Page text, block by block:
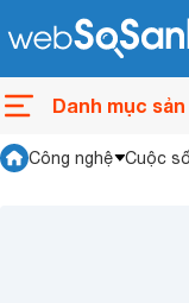
Danh mục
Công nghệ Cuộc